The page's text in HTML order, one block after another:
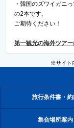
・韓国のズワイガニ
の2本です。
ご期待ください！
第一観光の海外ツア
※サイト
旅行条件書・約
集合場所案内